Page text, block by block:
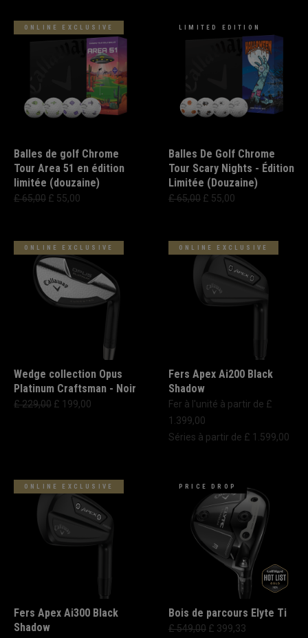
ONLINE EXCLUSIVE
Balles de golf Chrome
Tour Area 51 en édition
limitée (douzaine)
£ 65,00 £ 55,00
LIMITED EDITION
Balles De Golf Chrome
Tour Scary Nights - Édition
Limitée (Douzaine)
£ 65,00 £ 55,00
ONLINE EXCLUSIVE
Wedge collection Opus
Platinum Craftsman - Noir
£ 229,00 £ 199,00
ONLINE EXCLUSIVE
Fers Apex Ai200 Black
Shadow
Fer à l'unité à partir de £
1.399,00
Séries à partir de £ 1.599,00
ONLINE EXCLUSIVE
Fers Apex Ai300 Black
Shadow
PRICE DROP
Bois de parcours Elyte Ti
£ 549,00 £ 399,33